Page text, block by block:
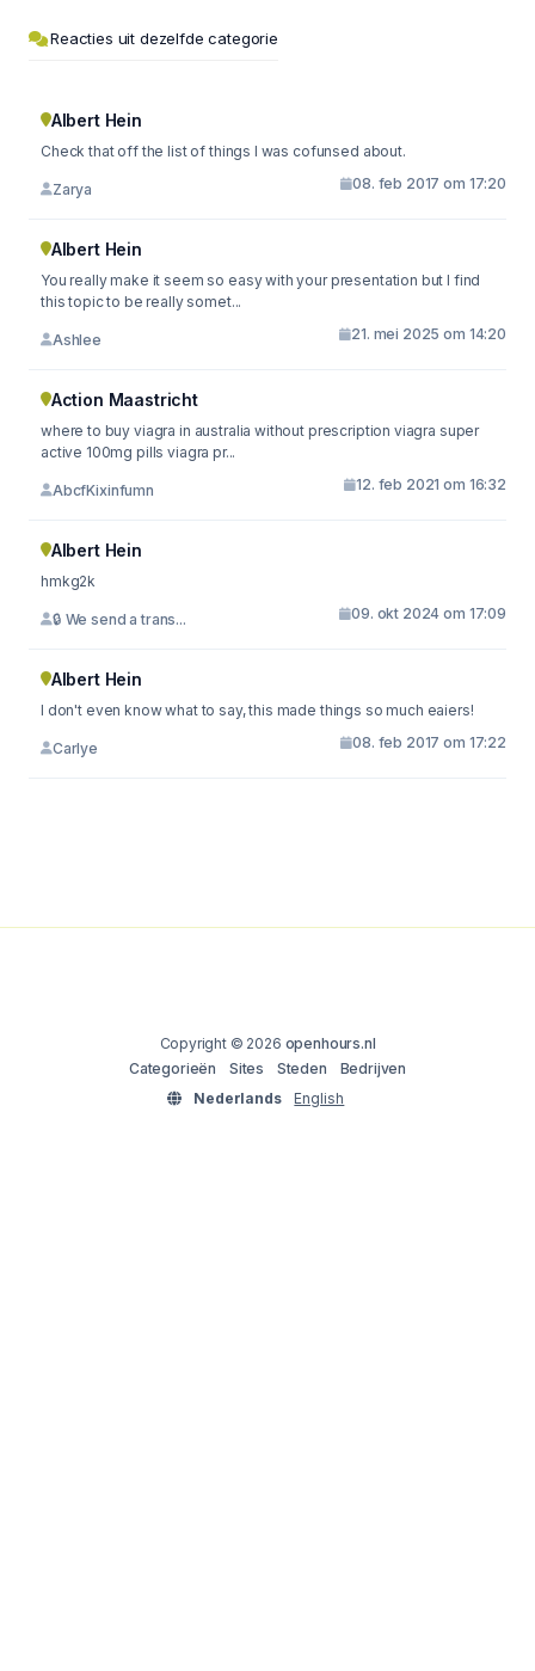
Reacties uit dezelfde categorie
Albert Hein
Check that off the list of things I was cofunsed about.
Zarya 08. feb 2017 om 17:20
Albert Hein
You really make it seem so easy with your presentation but I find
this topic to be really somet...
Ashlee 21. mei 2025 om 14:20
Action Maastricht
where to buy viagra in australia without prescription viagra super
active 100mg pills viagra pr...
AbcfKixinfumn 12. feb 2021 om 16:32
Albert Hein
hmkg2k
🔒 We send a trans... 09. okt 2024 om 17:09
Albert Hein
I don't even know what to say, this made things so much eaiers!
Carlye 08. feb 2017 om 17:22
Copyright © 2026 openhours.nl
Categorieën
Sites Steden
Bedrijven
Nederlands
English